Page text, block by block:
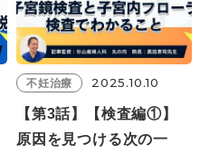
不妊治療 2025.10.10
【第3話】【検査編①】
原因を見つける次の一